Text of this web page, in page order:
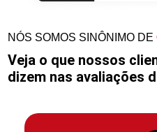
NÓS SOMOS SINÔNIMO DE
Veja o que nossos
dizem nas avaliações